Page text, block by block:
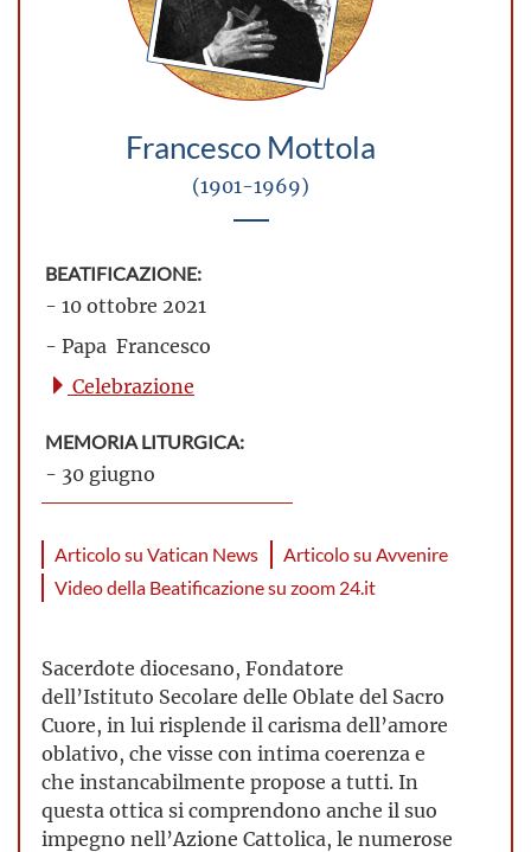
Francesco Mottola
(1901-1969)
BEATIFICAZIONE:
- 10 ottobre 2021
- Papa Francesco
Celebrazione
MEMORIA LITURGICA:
- 30 giugno
Articolo su Vatican News
Articolo su Avvenire
Video della Beatificazione su zoom 24.it
Sacerdote diocesano, Fondatore
dell’Istituto Secolare delle Oblate del Sacro
Cuore, in lui risplende il carisma dell’amore
oblativo, che visse con intima coerenza e
che instancabilmente propose a tutti. In
questa ottica si comprendono anche il suo
impegno nell’Azione Cattolica, le numerose